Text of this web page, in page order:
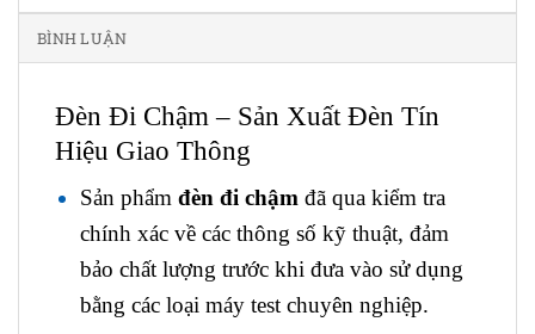
BÌNH LUẬN
Đèn Đi Chậm – Sản Xuất Đèn Tín
Hiệu Giao Thông
Sản phẩm đèn đi chậm đã qua kiểm tra
chính xác về các thông số kỹ thuật, đảm
bảo chất lượng trước khi đưa vào sử dụng
bằng các loại máy test chuyên nghiệp.